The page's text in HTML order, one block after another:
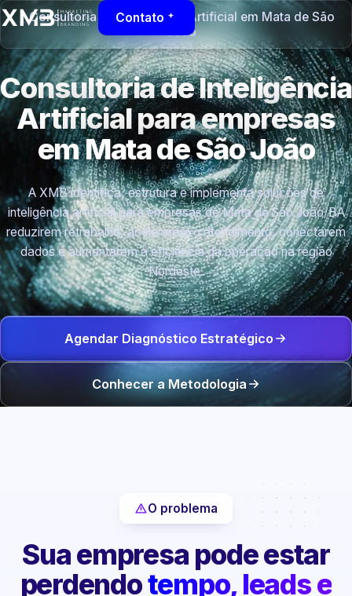
Contato
Consultoria de Inteligência Artificial em Mata de São
João
Consultoria de Inteligência
Artificial para empresas
em Mata de São João
A XMB identifica, estrutura e implementa soluções de
inteligência artificial para empresas de Mata de São João/BA
reduzirem retrabalho, acelerarem o atendimento, conectarem
dados e aumentarem a eficiência da operação na região
Nordeste.
Agendar Diagnóstico Estratégico
Conhecer a Metodologia
O problema
Sua empresa pode estar
perdendotempo, leads e